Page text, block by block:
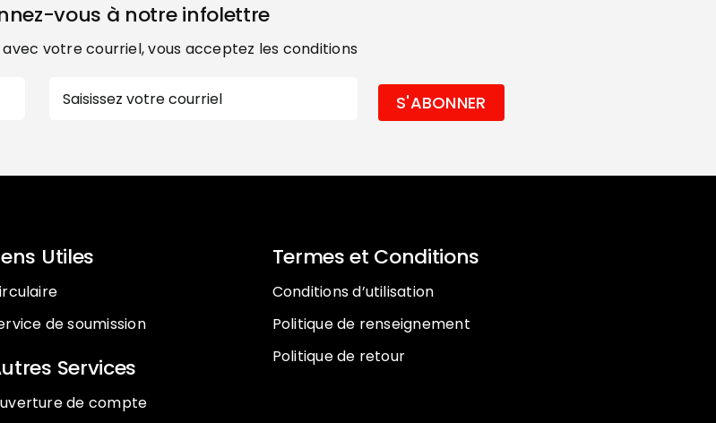
vous à notre infolettre
avec votre courriel, vous acceptez les conditions
mail
Utiles
de soumission
Services
de compte
Termes et Conditions
Conditions d’utilisation
Politique de renseignement
Politique de retour